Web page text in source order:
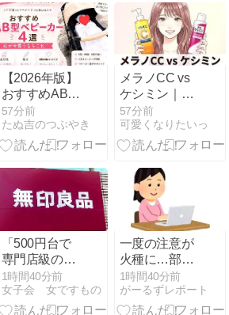
【2026年版】
おすすめAB型
ベビーカー４
選：Combi・
Pigeon・
Apricaを実際
に比較！私が
今買うならこ
57分前
たぬ吉のつぶやき
メラノCC vs
ケシミン｜プ
チプラ美白
（ビタミン
C）対決 成分
っち？
57分前
可愛くなりたいっ
「500円台で
専門店級のお
いしさ！」
【無印良品】
新商品「冬季
1時間40分前
女子会 女ですもの
一度の注意が
火種に…部下
からの「逆パ
ワハラ」で退
職した男性、
1時間40分前
がーるずレポート